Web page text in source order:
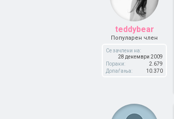
teddybear
Популарен член
Се зачлени на:
28 декември 2009
Пораки:
2.679
Допаѓања:
10.370